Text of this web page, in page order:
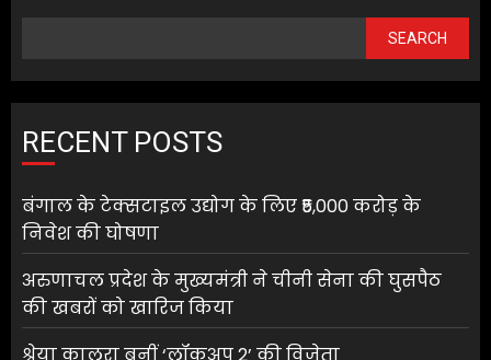
SEARCH
RECENT POSTS
बंगाल के टेक्सटाइल उद्योग के लिए ₹5,000 करोड़ के
निवेश की घोषणा
अरुणाचल प्रदेश के मुख्यमंत्री ने चीनी सेना की घुसपैठ
की खबरों को खारिज किया